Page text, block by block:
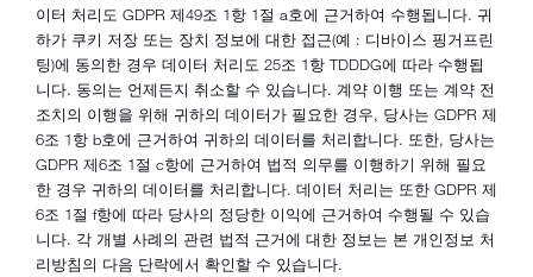
이터 처리도 GDPR 제49조 1항 1절 a호에 근거하여 수행됩니다. 귀
하가 쿠키 저장 또는 장치 정보에 대한 접근(예 : 디바이스 핑거프린
팅)에 동의한 경우 데이터 처리도 25조 1항 TDDDG에 따라 수행됩
니다. 동의는 언제든지 취소할 수 있습니다. 계약 이행 또는 계약 전
조치의 이행을 위해 귀하의 데이터가 필요한 경우, 당사는 GDPR 제
6조 1항 b호에 근거하여 귀하의 데이터를 처리합니다. 또한, 당사는
GDPR 제6조 1절 c항에 근거하여 법적 의무를 이행하기 위해 필요
한 경우 귀하의 데이터를 처리합니다. 데이터 처리는 또한 GDPR 제
6조 1절 f항에 따라 당사의 정당한 이익에 근거하여 수행될 수 있습
니다. 각 개별 사례의 관련 법적 근거에 대한 정보는 본 개인정보 처
리방침의 다음 단락에서 확인할 수 있습니다.